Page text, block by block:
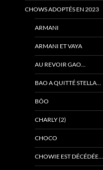
CHOWS ADOPTÉS EN 2023
ARMANI
ARMANI ET VAYA
AU REVOIR GAO…
BAO A QUITTÉ STELLA…
BÔO
CHARLY (2)
CHOCO
CHOWIE EST DÉCÉDÉE….